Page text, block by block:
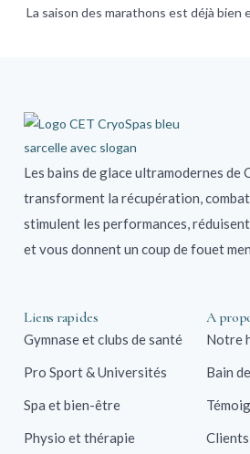
La saison des marathons est déjà
Les bains de glace ultramodernes de
transforment la récupération,
stimulent les performances,
et vous donnent un coup de fouet
Liens rapides
Gymnase et clubs de santé
Pro Sport & Universités
Spa et bien-être
Physio et thérapie
A
Notre
Bain
Clients